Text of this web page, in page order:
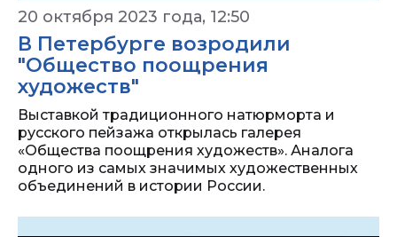
20 октября 2023 года, 12:50
В Петербурге возродили
"Общество поощрения
художеств"
Выставкой традиционного натюрморта и
русского пейзажа открылась галерея
«Общества поощрения художеств». Аналога
одного из самых значимых художественных
объединений в истории России.